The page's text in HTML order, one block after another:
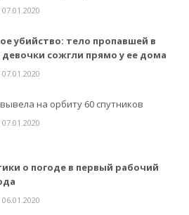
убийство: тело пропавшей в
девочки сожгли прямо у ее дома
на орбиту 60 спутников
о погоде в первый рабочий